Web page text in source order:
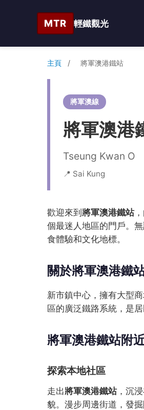
MTR 輕鐵觀光
主頁 / 將軍澳港鐵站
將軍澳線
將軍澳港
Tseung Kwan O
📍 Sai Kung
歡迎來到 將軍澳港鐵站
個最迷人地區的門戶。
食體驗和文化地標。
關於將軍澳港鐵
新市鎮中心，擁有大型
區的廣泛鐵路系統，是
將軍澳港鐵站附
探索本地社區
走出將軍澳港鐵站，沉
貌。漫步周邊街道，發